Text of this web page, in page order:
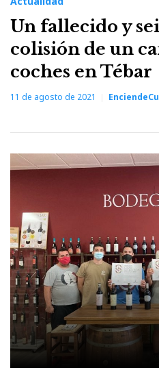
Un fallecido y
colisión de un
coches en Tébar
11 de agosto de 2021